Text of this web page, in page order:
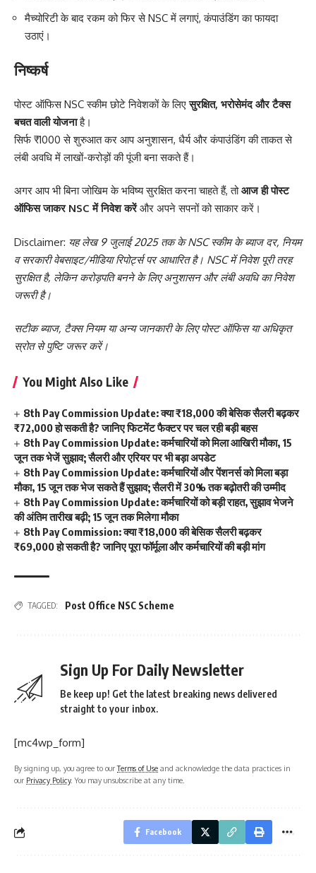
मैच्योरिटी के बाद रकम को फिर से NSC में लगाएं, कंपाउंडिंग का फायदा
उठाएं।
निष्कर्ष
पोस्ट ऑफिस NSC स्कीम छोटे निवेशकों के लिएसुरक्षित, भरोसेमंद और टैक्स
बचत वाली योजनाहै।
सिर्फ ₹1000 से शुरुआत कर आप अनुशासन, धैर्य और कंपाउंडिंग की ताकत से
लंबी अवधि में लाखों-करोड़ों की पूंजी बना सकते हैं।
अगर आप भी बिना जोखिम के भविष्य सुरक्षित करना चाहते हैं, तोआज ही पोस्ट
ऑफिस जाकर NSC में निवेश करेंऔर अपने सपनों को साकार करें।
Disclaimer: यह लेख 9 जुलाई 2025 तक के NSC स्कीम के ब्याज दर, नियम
व सरकारी वेबसाइट/मीडिया रिपोर्ट्स पर आधारित है। NSC में निवेश पूरी तरह
सुरक्षित है, लेकिन करोड़पति बनने के लिए अनुशासन और लंबी अवधि का निवेश
जरूरी है।
सटीक ब्याज, टैक्स नियम या अन्य जानकारी के लिए पोस्ट ऑफिस या अधिकृत
स्रोत से पुष्टि जरूर करें।
You Might Also Like
8th Pay Commission Update: क्या ₹18,000 की बेसिक सैलरी बढ़कर
₹72,000 हो सकती है? जानिए फिटमेंट फैक्टर पर चल रही बड़ी बहस
8th Pay Commission Update: कर्मचारियों को मिला आखिरी मौका, 15
जून तक भेजें सुझाव; सैलरी और एरियर पर भी बड़ा अपडेट
8th Pay Commission Update: कर्मचारियों और पेंशनर्स को मिला बड़ा
मौका, 15 जून तक भेज सकते हैं सुझाव; सैलरी में 30% तक बढ़ोतरी की उम्मीद
8th Pay Commission Update: कर्मचारियों को बड़ी राहत, सुझाव भेजने
की अंतिम तारीख बढ़ी; 15 जून तक मिलेगा मौका
8th Pay Commission: क्या ₹18,000 की बेसिक सैलरी बढ़कर
₹69,000 हो सकती है? जानिए पूरा फॉर्मूला और कर्मचारियों की बड़ी मांग
TAGGED: Post Office NSC Scheme
Sign Up For Daily Newsletter
Be keep up! Get the latest breaking news delivered
straight to your inbox.
[mc4wp_form]
By signing up, you agree to ourTerms of Use and acknowledge the data practices in
our Privacy Policy. You may unsubscribe at any time.
Facebook